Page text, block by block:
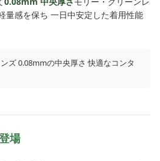
量感を保ち 一日中安定した着用性能
ズ 0.08mmの中央厚さ 快適なコンタ
場